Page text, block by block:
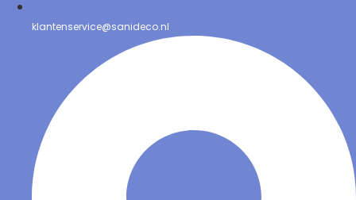
klantenservice@sanideco.nl